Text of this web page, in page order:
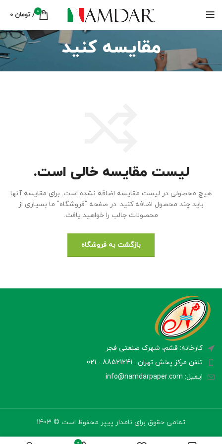
0
/ تومان
مقایسه کنید
لیست مقایسه خالی است.
هیچ محصولی در لیست مقایسه اضافه نشده است. برای مقایسه آنها
باید چند محصول اضافه کنید. در صفحه "فروشگاه" ما بسیاری از
محصولات جالب را خواهید یافت.
بازگشت به فروشگاه
کارخانه: قشم، شهرک صنعتی فجر
تلفن مرکز پخش تهران : 88521241 - 021
ایمیل: info@namdarpaper.com
تمامی حقوق برای نامدار پیپر محفوظ است © 1403